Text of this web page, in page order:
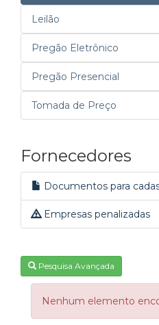
Leilão
Pregão Eletrônico
Pregão Presencial
Tomada de Preço
Fornecedores
Documentos para
Empresas penalizadas
Pesquisa Avançada
Nenhum elemento